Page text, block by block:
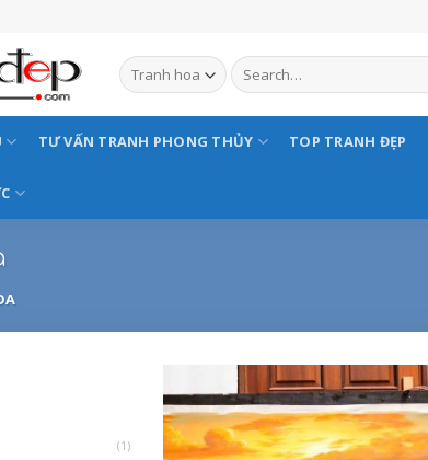
TƯ VẤN TRANH PHONG THỦY TOP TRANH ĐẸP
(1)
Add to
Wishlist